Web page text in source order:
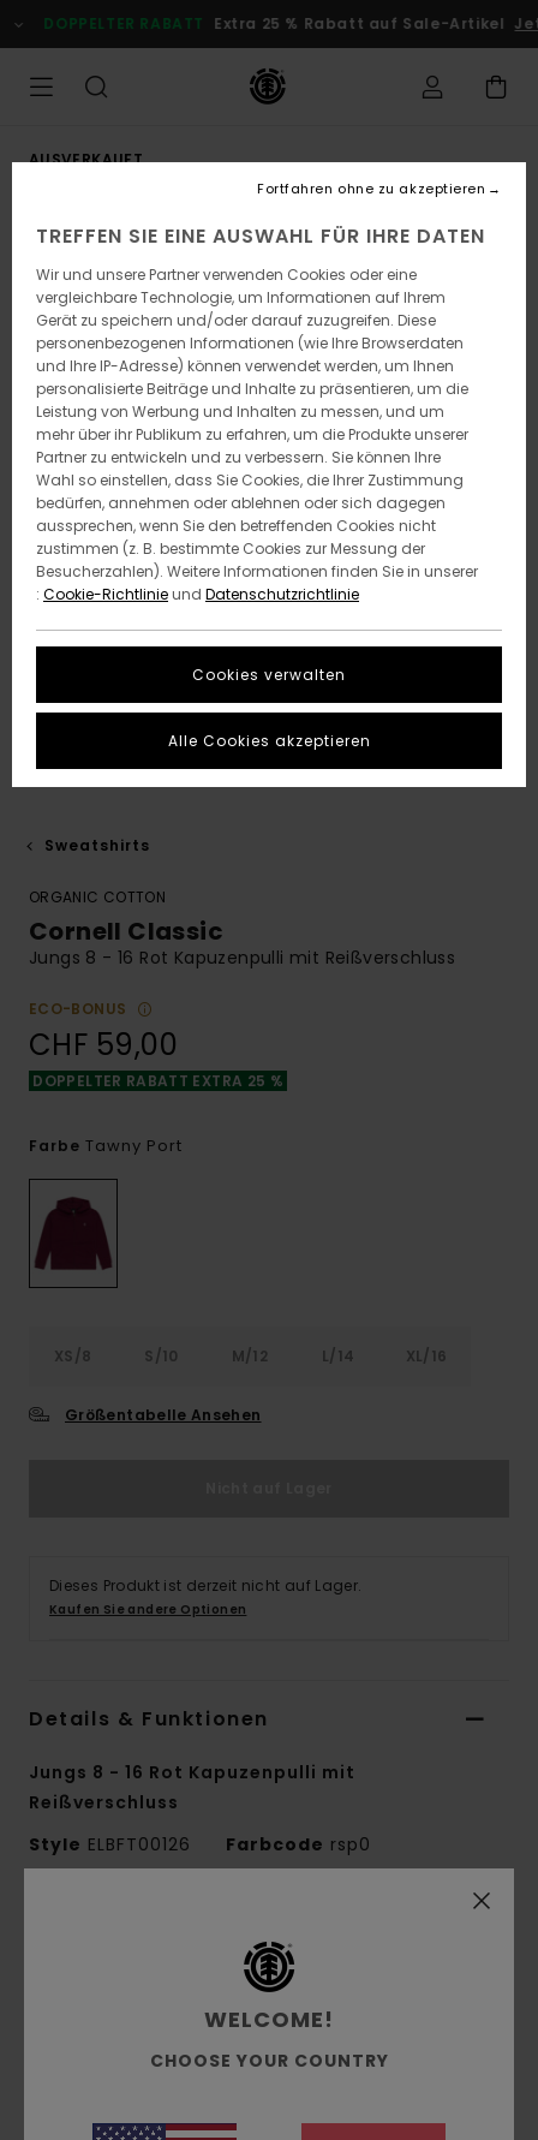
zur
Produktinformation
DOPPELTER RABATT Extra 25 % Rabatt auf Sale-Artikel
AUSVERKAUFT
Sweatshirts
ORGANIC COTTON
Cornell Classic
Jungs 8 - 16 Rot Kapuzenpulli mit Reißverschluss
ECO-BONUS
CHF 59,00
DOPPELTER RABATT EXTRA 25 %
Farbe Tawny Port
XS/8 S/10 M/12 L/14 XL/16
Größentabelle Ansehen
Dieses Produkt ist derzeit nicht auf Lager.
Kaufen Sie andere Optionen
Details & Funktionen
Jungs 8 - 16 Rot Kapuzenpulli mit
Reißverschluss
Style ELBFT00126 Farbcode rsp0
Mainline-Kollektion
Gebürstetes French Terry aus 40 %
Baumwolle [280 g/m2]
Hals:Feste Kapuze
WELCOME!
CHOOSE YOUR COUNTRY
TREFFEN SIE EINE AUSWAHL FÜR IHRE DATEN
Wir und unsere Partner verwenden Cookies oder eine
vergleichbare Technologie, um Informationen auf Ihrem
Gerät zu speichern und/oder darauf zuzugreifen. Diese
personenbezogenen Informationen (wie Ihre Browserdaten
und Ihre IP-Adresse) können verwendet werden, um Ihnen
personalisierte Beiträge und Inhalte zu präsentieren, um die
Leistung von Werbung und Inhalten zu messen, und um
mehr über ihr Publikum zu erfahren, um die Produkte unserer
Partner zu entwickeln und zu verbessern. Sie können Ihre
Wahl so einstellen, dass Sie Cookies, die Ihrer Zustimmung
bedürfen, annehmen oder ablehnen oder sich dagegen
aussprechen, wenn Sie den betreffenden Cookies nicht
zustimmen (z. B. bestimmte Cookies zur Messung der
Besucherzahlen). Weitere Informationen finden Sie in unserer
: Cookie-Richtlinieund Datenschutzrichtlinie
Cookies verwalten
Fortfahren ohne zu akzeptieren
Alle Cookies akzeptieren